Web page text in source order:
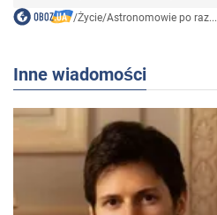
/Życie/Astronomowie po raz...
Inne wiadomości